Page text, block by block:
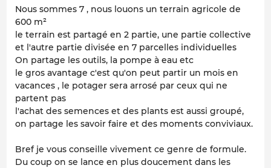
Nous sommes 7 , nous louons un terrain agricole de
600 m²
le terrain est partagé en 2 partie, une partie collective
et l'autre partie divisée en 7 parcelles individuelles
On partage les outils, la pompe à eau etc
le gros avantage c'est qu'on peut partir un mois en
vacances , le potager sera arrosé par ceux qui ne
partent pas
l'achat des semences et des plants est aussi groupé,
on partage les savoir faire et des moments conviviaux.
Bref je vous conseille vivement ce genre de formule.
Du coup on se lance en plus doucement dans les